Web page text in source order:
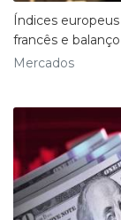
Índices
francês e
Mercados